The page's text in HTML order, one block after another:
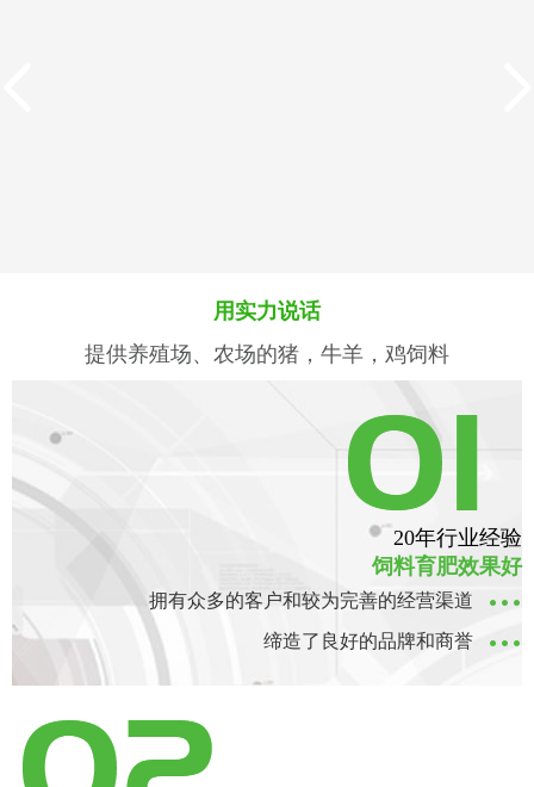
用实力说话
提供养殖场、农场的猪，牛羊，鸡饲料
20年行业经验
饲料育肥效果好
拥有众多的客户和较为完善的经营渠道
缔造了良好的品牌和商誉